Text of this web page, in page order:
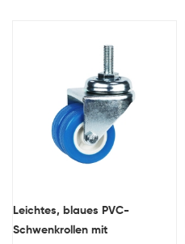
Leichtes, blaues PVC-
Schwenkrollen mit